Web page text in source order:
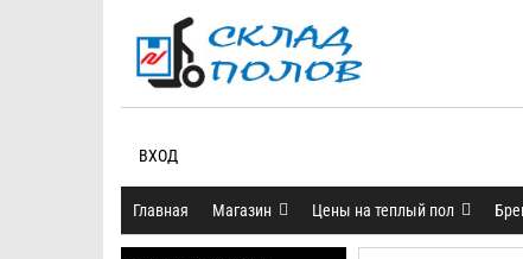
ВХОД
Главная Магазин Цены на теплый пол